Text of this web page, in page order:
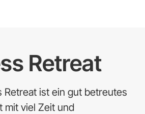
Retreat
Retreat ist ein gut betreutes
mit viel Zeit und